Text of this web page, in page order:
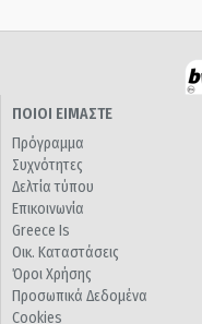
ΠΟΙΟΙ ΕΙΜΑΣΤΕ
Πρόγραμμα
Συχνότητες
Δελτία τύπου
Επικοινωνία
Greece Is
Οικ. Καταστάσεις
Όροι Χρήσης
Προσωπικά Δεδομένα
Cookies